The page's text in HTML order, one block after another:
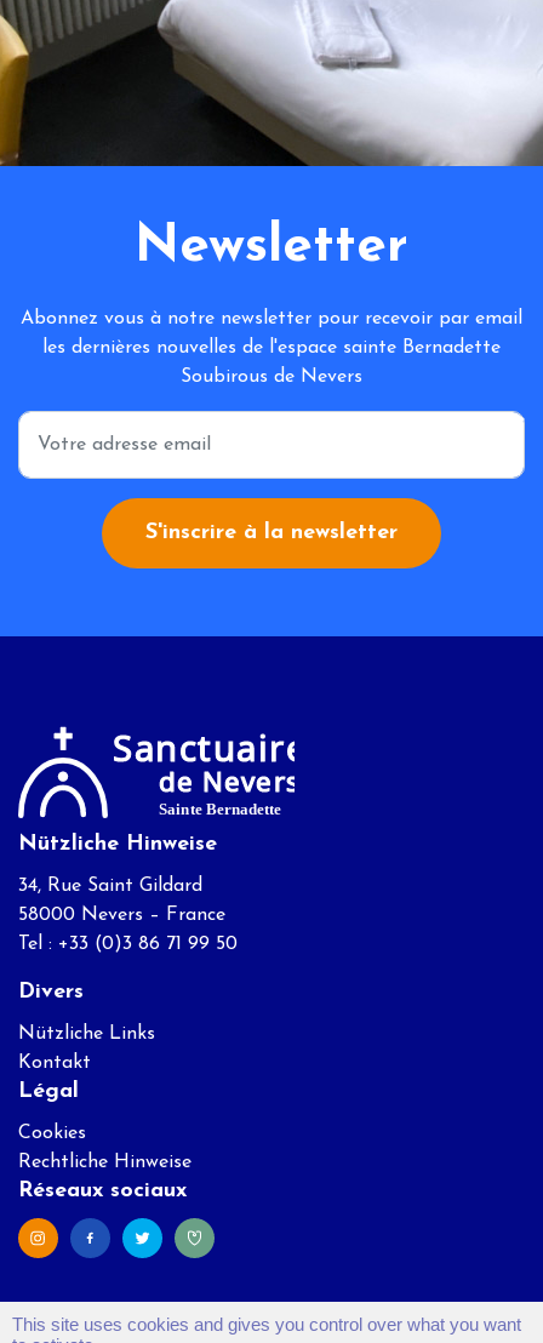
Newsletter
Abonnez vous à notre newsletter pour recevoir par email
les dernières nouvelles de l'espace sainte Bernadette
Soubirous de Nevers
*
S'inscrire à la newsletter
Nützliche Hinweise
34, Rue Saint Gildard
58000 Nevers – France
Tel : +33 (0)3 86 71 99 50
Divers
Nützliche Links
Kontakt
Légal
Cookies
Rechtliche Hinweise
Réseaux sociaux
This site uses cookies and gives you control over what you want